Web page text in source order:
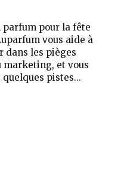
parfum pour la fête
vous aide à
dans les pièges
marketing, et vous
pistes...